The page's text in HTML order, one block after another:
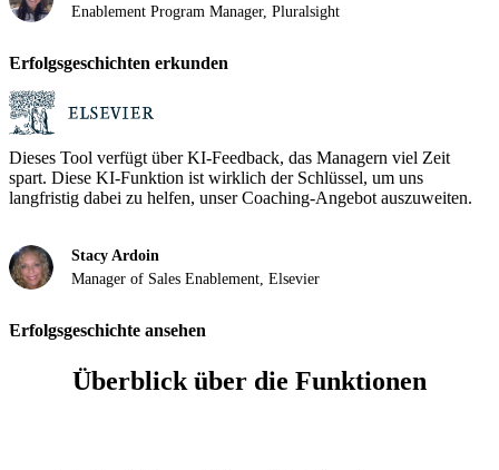
Enablement Program Manager, Pluralsight
Erfolgsgeschichten erkunden
Dieses Tool verfügt über KI-Feedback, das Managern viel Zeit
spart. Diese KI-Funktion ist wirklich der Schlüssel, um uns
langfristig dabei zu helfen, unser Coaching-Angebot auszuweiten.
Stacy Ardoin
Manager of Sales Enablement, Elsevier
Erfolgsgeschichte ansehen
Überblick über die Funktionen